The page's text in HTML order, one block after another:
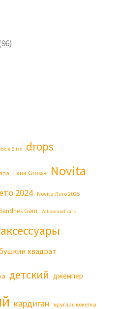
Bliss drops
Lana Grossa Novita
2024 Novita Лето 2025
Garn Willow and Lark
аксессуары
квадрат
детский джемпер
кардиган круглая кокетка